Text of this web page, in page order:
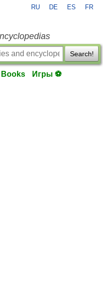
RU DE ES FR
Search!
Books Игры ⚽